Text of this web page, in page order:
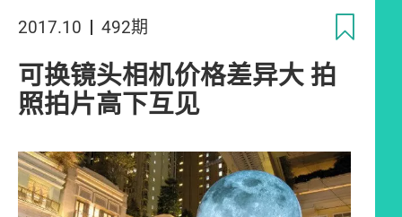
2017.10 492期
可换镜头相机价格差异大 拍
照拍片高下互见